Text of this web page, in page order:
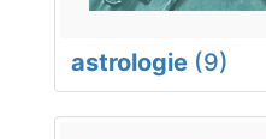
astrologie (9)